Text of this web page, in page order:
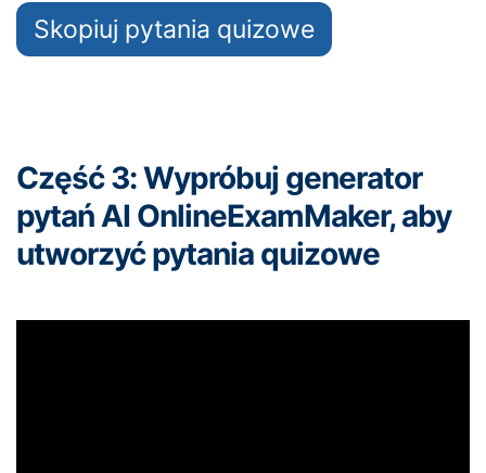
Skopiuj pytania quizowe
Część 3: Wypróbuj generator
pytań AI OnlineExamMaker, aby
utworzyć pytania quizowe